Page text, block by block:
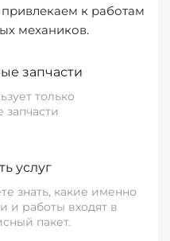
к работам
механиков.
запчасти
только
услуг
знать, какие именно
и работы входят в
пакет.